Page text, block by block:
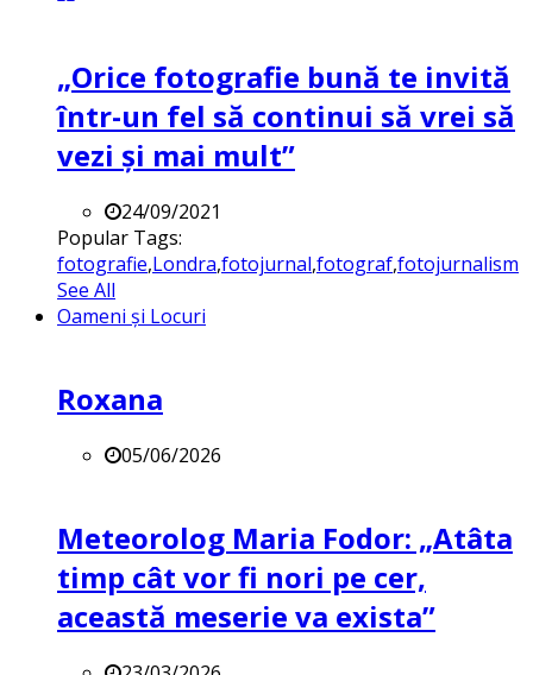
„Orice fotografie bună te invită
într-un fel să continui să vrei să
vezi și mai mult”
24/09/2021
Popular Tags:
fotografie,Londra,fotojurnal,fotograf,fotojurnalism
See All
Oameni și Locuri
Roxana
05/06/2026
Meteorolog Maria Fodor: „Atâta
timp cât vor fi nori pe cer,
această meserie va exista”